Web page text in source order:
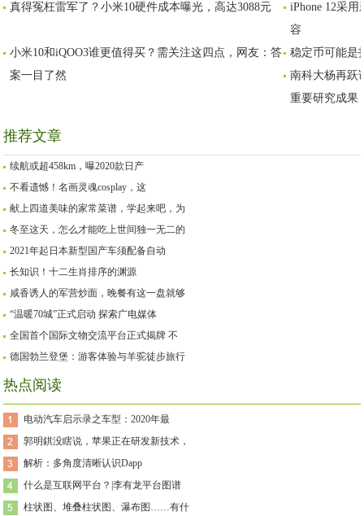
样了丨福利
剧
真得冤枉雷军了？小米10硬件成本曝光，高达3088元
iPhone 12采
容
小米10和iQOO3谁更值得买？需关注这四点，网友：答
案一目了然
稳定币可能是
南科大杨再跃
重要研究成果
推荐文章
续航或超458km，曝2020款日产
不看遗憾！名画灵魂cosplay，这
献上四道美味的家常菜谱，学起来吧，为
冬至这天，怎么才能吃上世间独一无二的
2021年起日本新型国产车须配备自动
长知识！十二生肖排序的渊源
咸香诱人的军营炒面，晚餐有这一盘就够
“温暖70城”正式启动 探索广电媒体
全国首个国际文物交流平台正式揭牌 不
德国勃兰登堡：游客体验与羊驼徒步旅行
热点阅读
电动汽车启示录之车型：2020年最
郭明錤没瞎说，苹果正在研发新技术，
解析：多角度清晰认识Dapp
什么是互联网平台？|李有龙平台图谱
柱状图、堆叠柱状图、瀑布图……有什